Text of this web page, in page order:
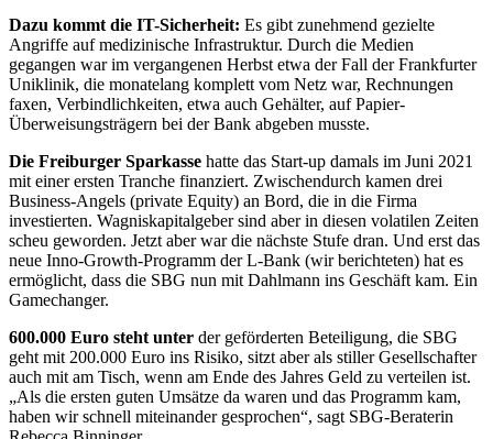
Dazu kommt die IT-Sicherheit: Es gibt zunehmend gezielte
Angriffe auf medizinische Infrastruktur. Durch die Medien
gegangen war im vergangenen Herbst etwa der Fall der Frankfurter
Uniklinik, die monatelang komplett vom Netz war, Rechnungen
faxen, Verbindlichkeiten, etwa auch Gehälter, auf Papier-
Überweisungsträgern bei der Bank abgeben musste.
Die Freiburger Sparkasse hatte das Start-up damals im Juni 2021
mit einerersten Tranche finanziert. Zwischendurch kamen drei
Business-Angels (private Equity) an Bord, die in die Firma
investierten. Wagniskapitalgeber sind aber in diesen volatilen Zeiten
scheu geworden. Jetzt aber war die nächste Stufe dran. Und erst das
neue Inno-Growth-Programm der L-Bank (wir berichteten) hat es
ermöglicht, dass die SBG nun mit Dahlmann ins Geschäft kam. Ein
Gamechanger.
600.000 Euro steht unter der geförderten Beteiligung, die SBG
geht mit 200.000 Euro ins Risiko, sitzt aber als stiller Gesellschafter
auch mit am Tisch, wenn am Ende des Jahres Geld zu verteilen ist.
„Als die ersten guten Umsätze da waren und das Programm kam,
haben wir schnell miteinander gesprochen“, sagt SBG-Beraterin